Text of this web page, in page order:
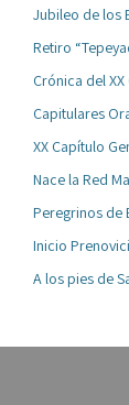
Jubileo de los
Retiro
Crónica del
Capitulares
XX Capítulo
Nace la Red
Peregrinos de
Inicio
A los pies de